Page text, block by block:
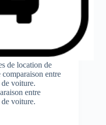
de location de
entre
voiture.
entre
voiture.